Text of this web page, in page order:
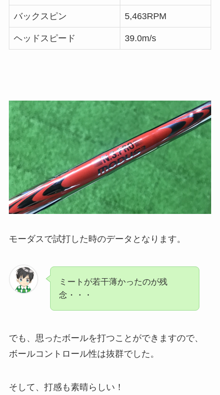
バックスピン 5,463RPM
ヘッドスピード 39.0m/s
モーダスで試打した時のデータとなります。
ミートが若干薄かったのが残
念・・・
でも、思ったボールを打つことができますので、
ボールコントロール性は抜群でした。
そして、打感も素晴らしい！